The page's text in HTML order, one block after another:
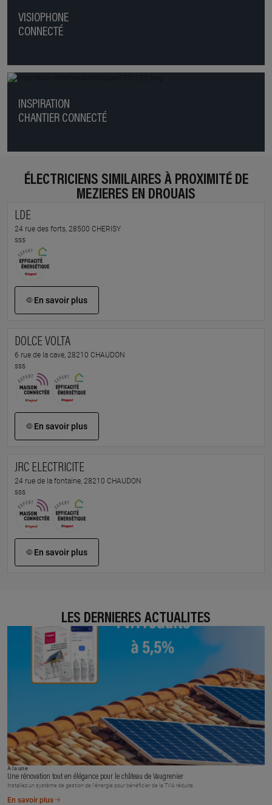
VISIOPHONE
CONNECTÉ
INSPIRATION
CHANTIER CONNECTÉ
ÉLECTRICIENS SIMILAIRES À PROXIMITÉ DE
MEZIERES EN DROUAIS
LDE
24 rue des forts, 28500 CHERISY
sss
En savoir plus
DOLCE VOLTA
6 rue de la cave, 28210 CHAUDON
sss
En savoir plus
JRC ELECTRICITE
24 rue de la fontaine, 28210 CHAUDON
sss
En savoir plus
LES DERNIÈRES ACTUALITÉS
À la une
Une rénovation tout en élégance pour le château de Vaugrenier
Installez un système de gestion de l’énergie pour bénéficier de la TVA réduite.
En savoir plus